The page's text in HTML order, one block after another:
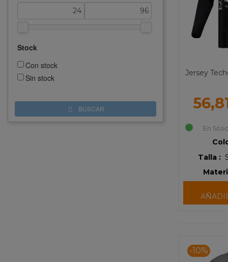
Stock
Con stock
Sin stock
BUSCAR
Jersey
En
Talla :
-10%